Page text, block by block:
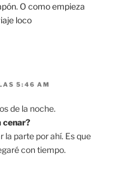
O como empieza
loco
5:46 AM
de la noche.
cenar?
la parte por ahí. Es que
con tiempo.